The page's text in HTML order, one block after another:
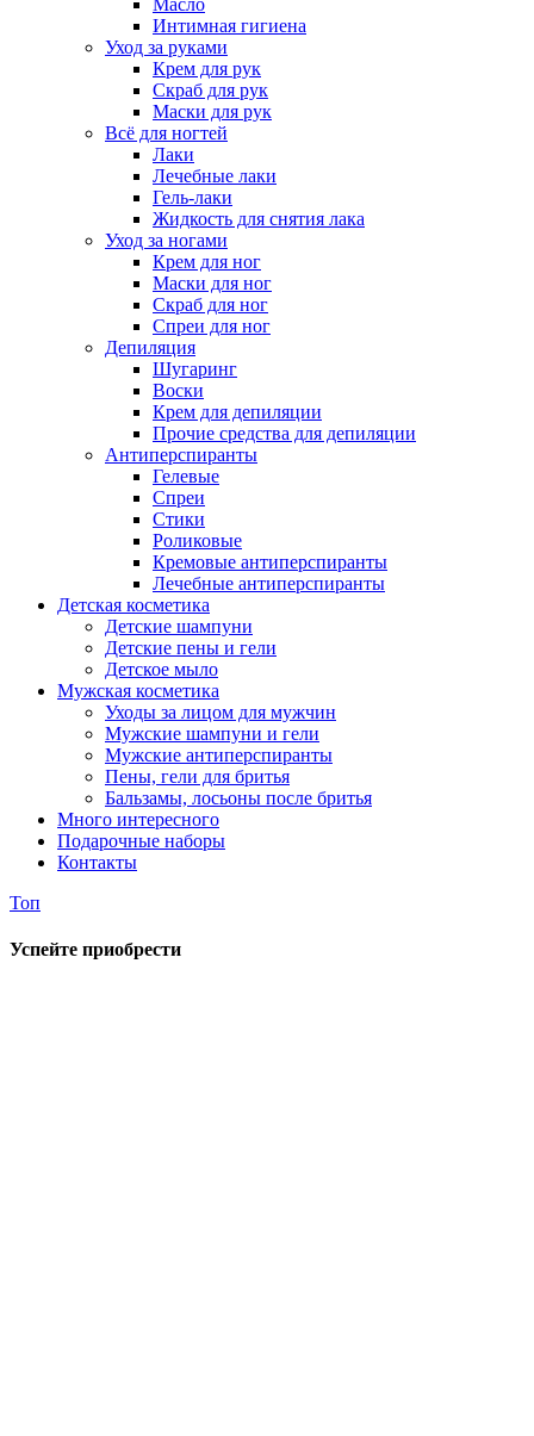
Интимная гигиена
Уход за руками
Крем для рук
Скраб для рук
Маски для рук
Всё для ногтей
Лаки
Лечебные лаки
Гель-лаки
Жидкость для снятия лака
Уход за ногами
Крем для ног
Маски для ног
Скраб для ног
Спреи для ног
Депиляция
Шугаринг
Воски
Крем для депиляции
Прочие средства для депиляции
Антиперспиранты
Гелевые
Спреи
Стики
Роликовые
Кремовые антиперспиранты
Лечебные антиперспиранты
Детская косметика
Детские шампуни
Детские пены и гели
Детское мыло
Мужская косметика
Уходы за лицом для мужчин
Мужские шампуни и гели
Мужские антиперспиранты
Пены, гели для бритья
Бальзамы, лосьоны после бритья
Много интересного
Подарочные наборы
Контакты
Топ
Успейте приобрести